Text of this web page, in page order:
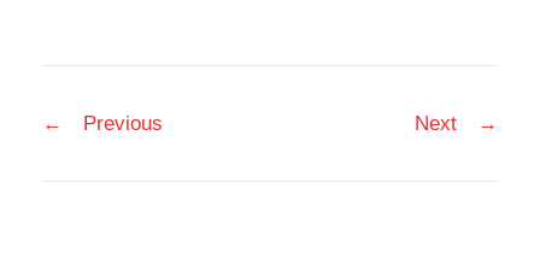
navigation
← Previous Next →